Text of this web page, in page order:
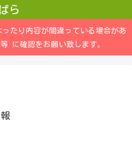
ら
たり内容が間違っている場合があ
に確認をお願い致します。